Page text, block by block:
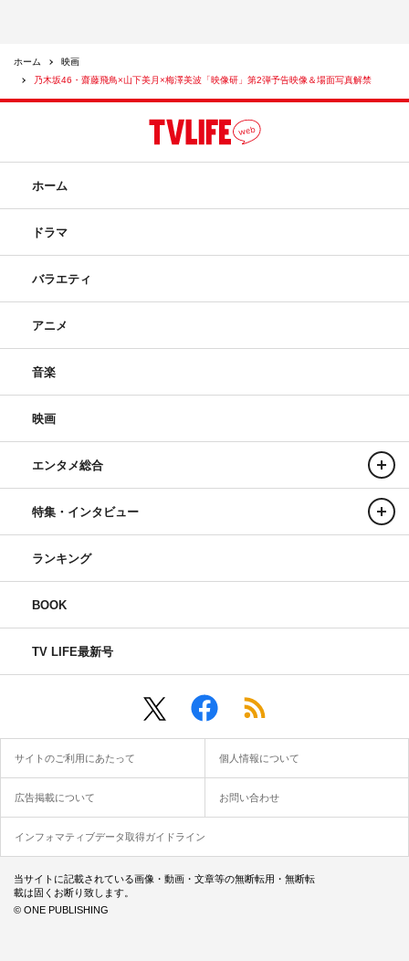
ホーム
映画
乃木坂46・齋藤飛鳥×山下美月×梅澤美波「映像研」第2弾予告映像＆場面写真解禁
ホーム
ドラマ
バラエティ
アニメ
音楽
映画
エンタメ総合
特集・インタビュー
ランキング
BOOK
TV LIFE最新号
サイトのご利用にあたって 個人情報について
広告掲載について お問い合わせ
インフォマティブデータ取得ガイドライン
当サイトに記載されている画像・動画・文章等の無断転用・無断転
載は固くお断り致します。
© ONE PUBLISHING